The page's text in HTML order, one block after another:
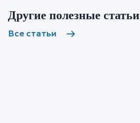
Другие полезные статьи
Все статьи